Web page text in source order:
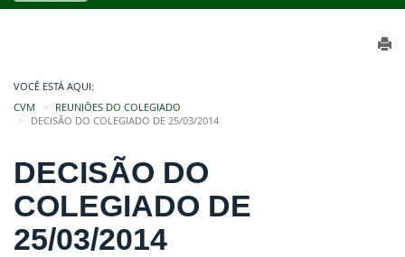
VOCÊ ESTÁ AQUI:
CVM
REUNIÕES DO COLEGIADO
DECISÃO DO COLEGIADO DE 25/03/2014
DECISÃO DO
COLEGIADO DE
25/03/2014